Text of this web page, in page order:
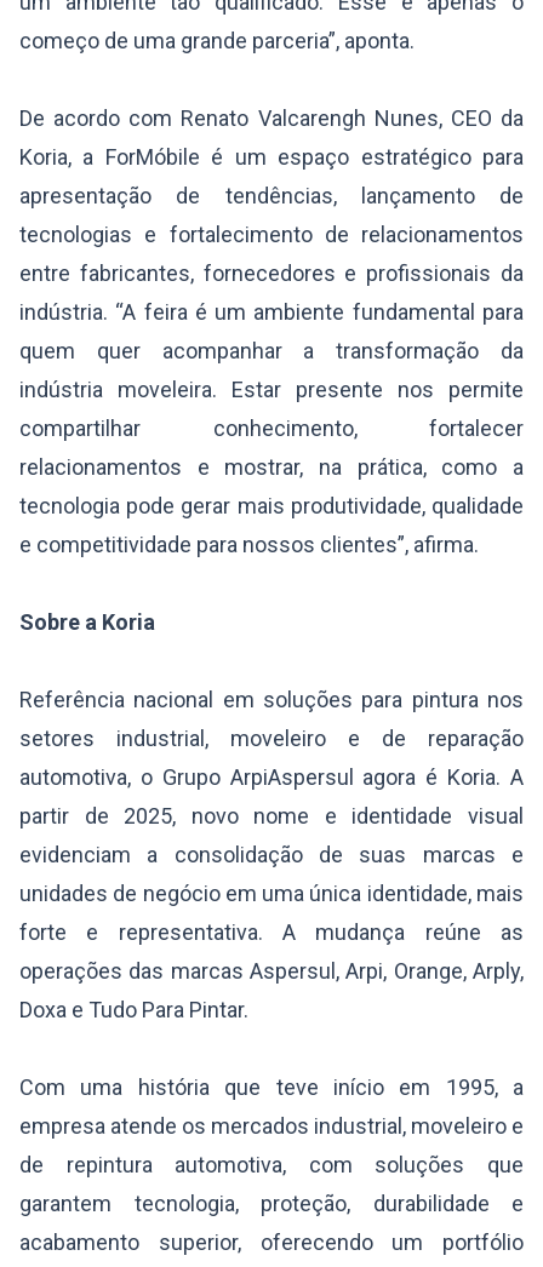
começo de uma grande parceria”, aponta.
De acordo com Renato Valcarengh Nunes, CEO da
Koria, a ForMóbile é um espaço estratégico para
apresentação de tendências, lançamento de
tecnologias e fortalecimento de relacionamentos
entre fabricantes, fornecedores e profissionais da
indústria. “A feira é um ambiente fundamental para
quem quer acompanhar a transformação da
indústria moveleira. Estar presente nos permite
compartilhar conhecimento, fortalecer
relacionamentos e mostrar, na prática, como a
tecnologia pode gerar mais produtividade, qualidade
e competitividade para nossos clientes”, afirma.
Sobre a Koria
Referência nacional em soluções para pintura nos
setores industrial, moveleiro e de reparação
automotiva, o Grupo ArpiAspersul agora é Koria. A
partir de 2025, novo nome e identidade visual
evidenciam a consolidação de suas marcas e
unidades de negócio em uma única identidade, mais
forte e representativa. A mudança reúne as
operações das marcas Aspersul, Arpi, Orange, Arply,
Doxa e Tudo Para Pintar.
Com uma história que teve início em 1995, a
empresa atende os mercados industrial, moveleiro e
de repintura automotiva, com soluções que
garantem tecnologia, proteção, durabilidade e
acabamento superior, oferecendo um portfólio